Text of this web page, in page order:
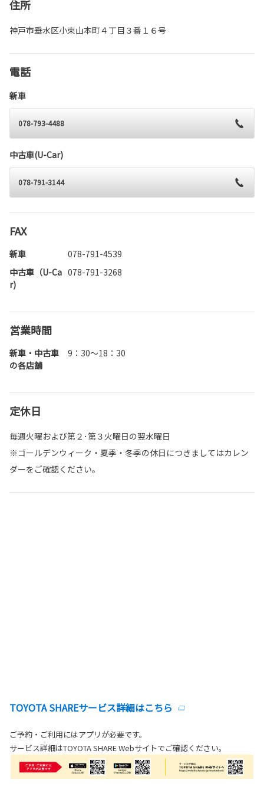
住所
神戸市垂水区小束山本町４丁目３番１６号
電話
新車
078-793-4488
中古車(U-Car)
078-791-3144
FAX
新車
078-791-4539
中古車（U-Ca
r)
078-791-3268
営業時間
新車・中古車
の各店舗
9：30〜18：30
定休日
毎週火曜および第２･第３火曜日の翌水曜日
※ゴールデンウィーク・夏季・冬季の休日につきましてはカレン
ダーをご確認ください。
TOYOTA SHAREサービス詳細はこちら
ご予約・ご利用にはアプリが必要です。
サービス詳細はTOYOTA SHARE Webサイトでご確認ください。